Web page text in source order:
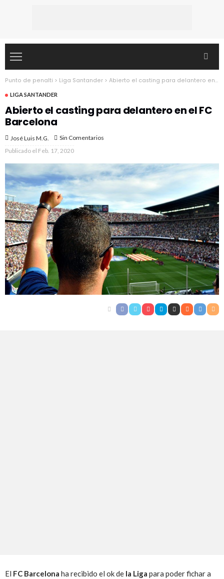
Punto de penalti > Liga Santander > Abierto el casting para delantero en el FC Barcelona
LIGA SANTANDER
Abierto el casting para delantero en el FC
Barcelona
José Luis M.G.
Sin Comentarios
Publicado el Feb. 17, 2020
El FC Barcelona ha recibido el ok de la Liga para poder fichar a